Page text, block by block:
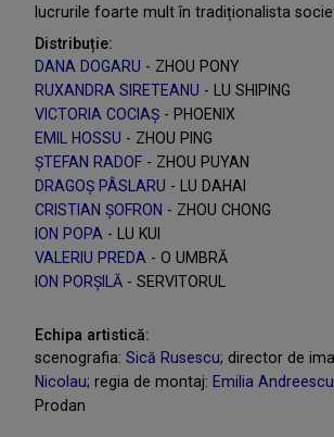
lucrurile foarte mult în tradiționalista
Distribuție:
DANA DOGARU - ZHOU PONY
RUXANDRA SIRETEANU - LU SHIPING
VICTORIA COCIAȘ - PHOENIX
EMIL HOSSU - ZHOU PING
ȘTEFAN RADOF - ZHOU PUYAN
DRAGOȘ PÂSLARU - LU DAHAI
CRISTIAN ȘOFRON - ZHOU CHONG
ION POPA - LU KUI
VALERIU PREDA - O UMBRĂ
ION PORȘILĂ - SERVITORUL
Echipa artistică:
scenografia:Sică Rusescu; director de
Nicolau; regia de montaj: Emilia Andreescu
Prodan